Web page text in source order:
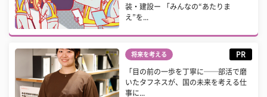
装・建設ー 「みんなの“あたりま
え”を...
将来を考える PR
「目の前の一歩を丁寧に──部活で磨
いたタフネスが、国の未来を考える仕
事に...